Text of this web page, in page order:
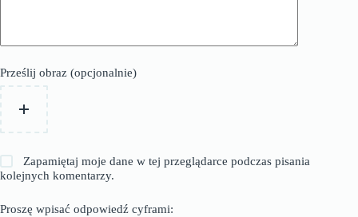
Prześlij obraz (opcjonalnie)
Zapamiętaj moje dane w tej przeglądarce podczas pisania
kolejnych komentarzy.
Proszę wpisać odpowiedź cyframi: